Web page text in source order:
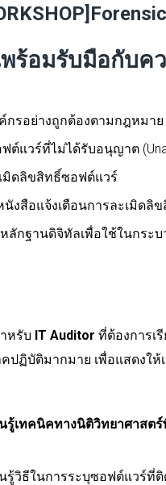
ร้อมรับมือกับค
กรอย่างถูกต้องตามกฎหมาย
แวร์ที่ไม่ได้รับอนุญาต
ดลิขสิทธิ์ซอฟต์แวร์
งสือแจ้งเตือนการละเมิดลิ
ลักฐานดิจิทัลเพื่อใช้ในกระ
หรับ IT Auditor ที่ต้องการเ
ฏิบัติมากมาย เพื่อแสดงให้เ
นรู้เทคนิคทางนิติวิทยาศาสต
รู้วิธีในการระบุซอฟต์แวร์